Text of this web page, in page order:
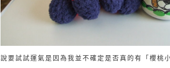
說要試試運氣是因為我並不確定是否真的有「櫻桃